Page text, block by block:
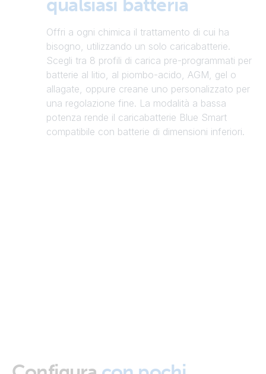
qualsiasi batteria
Offri a ogni chimica il trattamento di cui ha
bisogno, utilizzando un solo caricabatterie.
Scegli tra 8 profili di carica pre-programmati per
batterie al litio, al piombo-acido, AGM, gel o
allagate, oppure creane uno personalizzato per
una regolazione fine. La modalità a bassa
potenza rende il caricabatterie Blue Smart
compatibile con batterie di dimensioni inferiori.